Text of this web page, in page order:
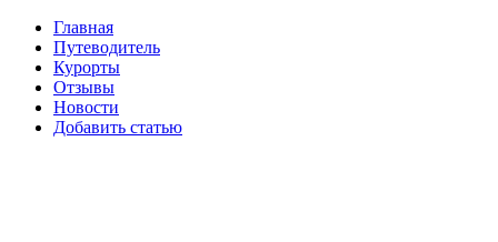
Главная
Путеводитель
Курорты
Отзывы
Новости
Добавить статью